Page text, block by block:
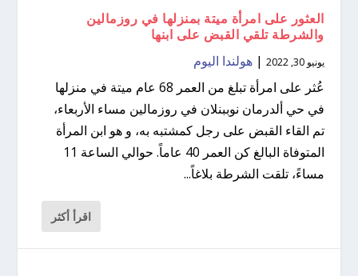
العثور على امرأة ميتة بمنزلها في روزمالين
والشرطة تلقي القبض على ابنها
يونيو 30, 2022 |هولندا اليوم
عُثر على امرأة تبلغ من العمر 68 عام ميتة في منزلها
في حي ألدرمان نوببنلان في روزمالين مساء الأربعاء،
تم القاء القبض على رجل كمشتبه به، و هو ابن المرأة
المتوفاة البالغ كن العمر 40 عاماً. حوالي الساعة 11
مساءً، تلقت الشرطة بلاغاً...
اقرأ أكثر